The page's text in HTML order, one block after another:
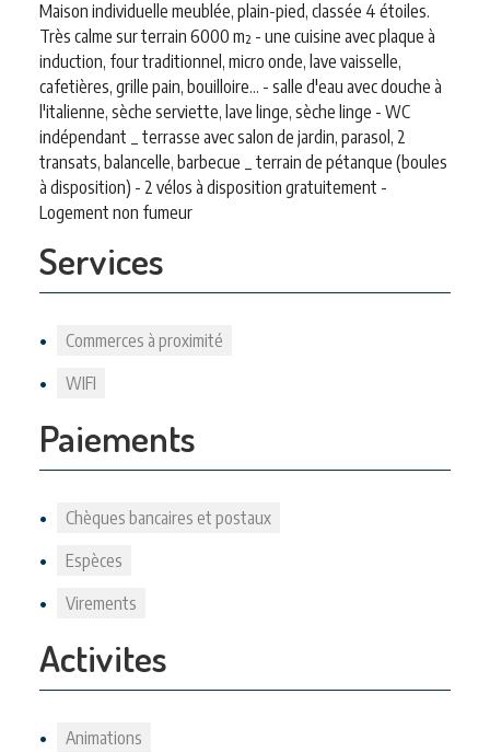
Maison individuelle meublée, plain-pied, classée 4 étoiles.
Très calme sur terrain 6000 m² - une cuisine avec plaque à
induction, four traditionnel, micro onde, lave vaisselle,
cafetières, grille pain, bouilloire... - salle d'eau avec douche à
l'italienne, sèche serviette, lave linge, sèche linge - WC
indépendant _ terrasse avec salon de jardin, parasol, 2
transats, balancelle, barbecue _ terrain de pétanque (boules
à disposition) - 2 vélos à disposition gratuitement -
Logement non fumeur
Services
Commerces à proximité
WIFI
Paiements
Chèques bancaires et postaux
Espèces
Virements
Activites
Animations